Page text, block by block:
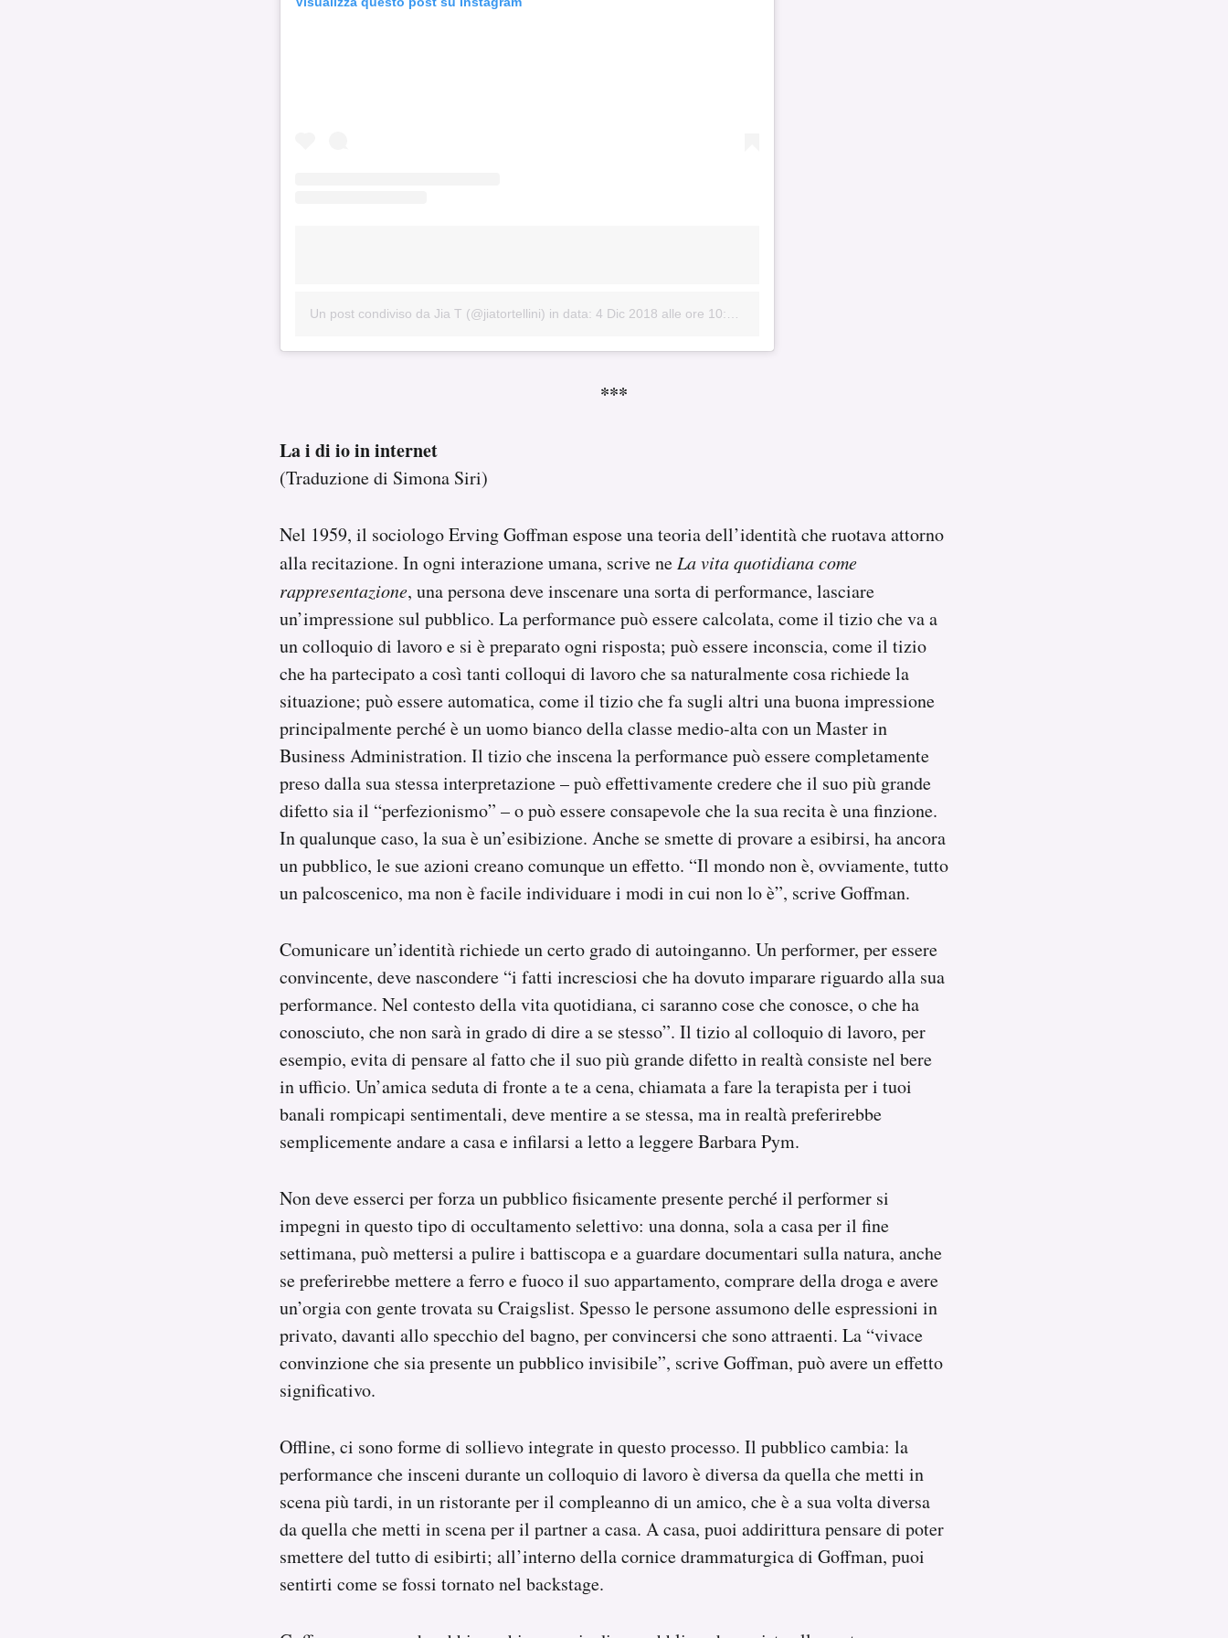
Un post condiviso da Jia T (@jiatortellini) in data: 4 Dic 2018 alle ore 10:38 PST
***
La i di io in internet
(Traduzione di Simona Siri)
Nel 1959, il sociologo Erving Goffman espose una teoria dell’identità che ruotava attorno
alla recitazione. In ogni interazione umana, scrive ne La vita quotidiana come
rappresentazione, una persona deve inscenare una sorta di performance, lasciare
un’impressione sul pubblico. La performance può essere calcolata, come il tizio che va a
un colloquio di lavoro e si è preparato ogni risposta; può essere inconscia, come il tizio
che ha partecipato a così tanti colloqui di lavoro che sa naturalmente cosa richiede la
situazione; può essere automatica, come il tizio che fa sugli altri una buona impressione
principalmente perché è un uomo bianco della classe medio-alta con un Master in
Business Administration. Il tizio che inscena la performance può essere completamente
preso dalla sua stessa interpretazione – può effettivamente credere che il suo più grande
difetto sia il “perfezionismo” – o può essere consapevole che la sua recita è una finzione.
In qualunque caso, la sua è un’esibizione. Anche se smette di provare a esibirsi, ha ancora
un pubblico, le sue azioni creano comunque un effetto. “Il mondo non è, ovviamente, tutto
un palcoscenico, ma non è facile individuare i modi in cui non lo è”, scrive Goffman.
Comunicare un’identità richiede un certo grado di autoinganno. Un performer, per essere
convincente, deve nascondere “i fatti incresciosi che ha dovuto imparare riguardo alla sua
performance. Nel contesto della vita quotidiana, ci saranno cose che conosce, o che ha
conosciuto, che non sarà in grado di dire a se stesso”. Il tizio al colloquio di lavoro, per
esempio, evita di pensare al fatto che il suo più grande difetto in realtà consiste nel bere
in ufficio. Un’amica seduta di fronte a te a cena, chiamata a fare la terapista per i tuoi
banali rompicapi sentimentali, deve mentire a se stessa, ma in realtà preferirebbe
semplicemente andare a casa e infilarsi a letto a leggere Barbara Pym.
Non deve esserci per forza un pubblico fisicamente presente perché il performer si
impegni in questo tipo di occultamento selettivo: una donna, sola a casa per il fine
settimana, può mettersi a pulire i battiscopa e a guardare documentari sulla natura, anche
se preferirebbe mettere a ferro e fuoco il suo appartamento, comprare della droga e avere
un’orgia con gente trovata su Craigslist. Spesso le persone assumono delle espressioni in
privato, davanti allo specchio del bagno, per convincersi che sono attraenti. La “vivace
convinzione che sia presente un pubblico invisibile”, scrive Goffman, può avere un effetto
significativo.
Offline, ci sono forme di sollievo integrate in questo processo. Il pubblico cambia: la
performance che insceni durante un colloquio di lavoro è diversa da quella che metti in
scena più tardi, in un ristorante per il compleanno di un amico, che è a sua volta diversa
da quella che metti in scena per il partner a casa. A casa, puoi addirittura pensare di poter
smettere del tutto di esibirti; all’interno della cornice drammaturgica di Goffman, puoi
sentirti come se fossi tornato nel backstage.